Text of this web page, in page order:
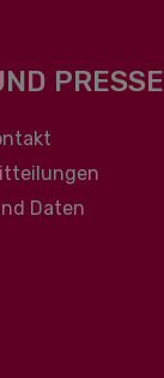
PRESSE
Daten